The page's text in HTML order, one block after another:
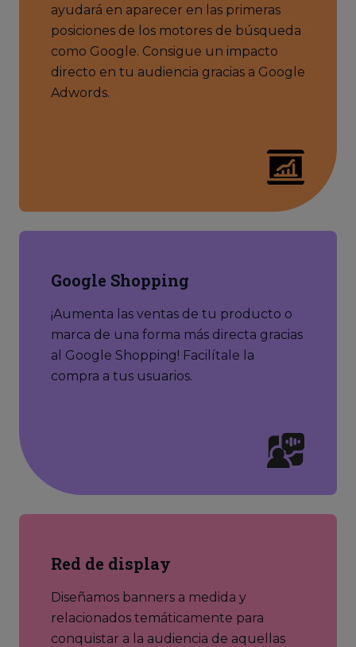
ayudará en aparecer en las primeras
posiciones de los motores de búsqueda
como Google. Consigue un impacto
directo en tu audiencia gracias a Google
Adwords.
Google Shopping
¡Aumenta las ventas de tu producto o
marca de una forma más directa gracias
al Google Shopping! Facilítale la
compra a tus usuarios.
Red de display
Diseñamos banners a medida y
relacionados temáticamente para
conquistar a la audiencia de aquellas